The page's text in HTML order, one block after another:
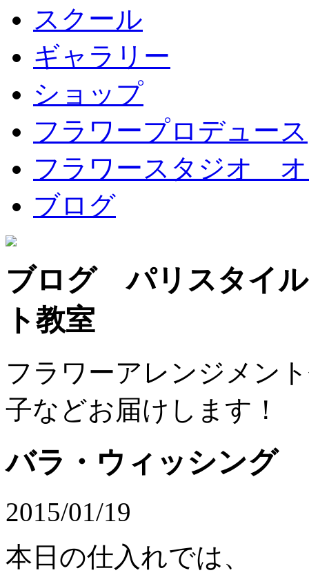
スクール
ギャラリー
ショップ
フラワープロデュース
フラワースタジオ
ブログ
ブログ パリスタイ
ト教室
フラワーアレンジメン
子などお届けします！
バラ・ウィッシング
2015/01/19
本日の仕入れでは、